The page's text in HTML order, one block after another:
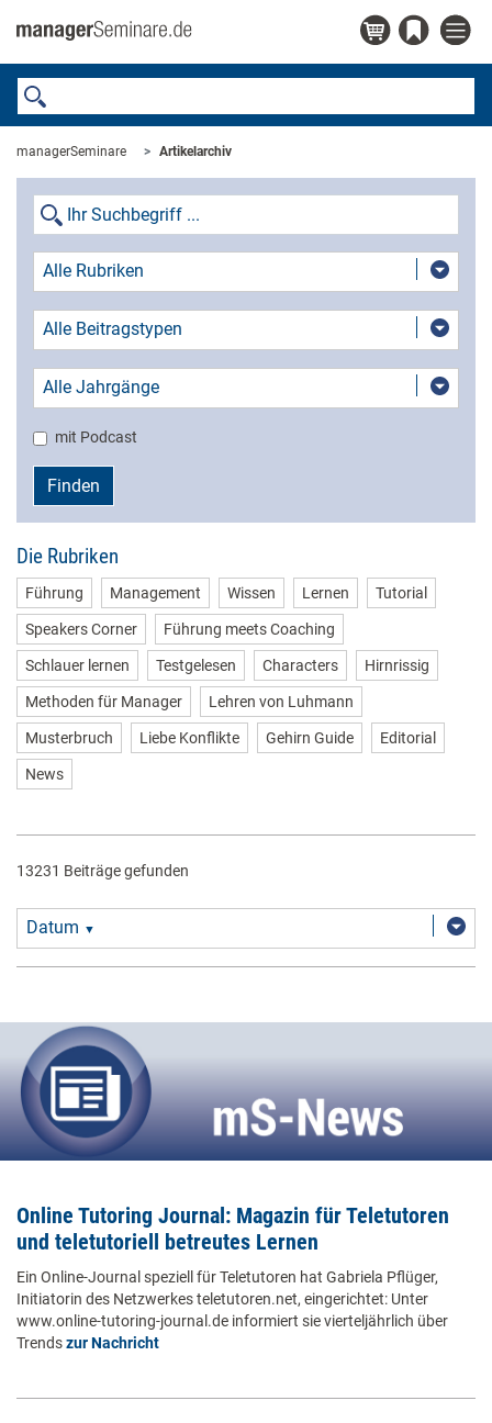
managerSeminare Artikelarchiv
Alle Rubriken
Alle Beitragstypen
Alle Jahrgänge
mit Podcast
Finden
Die Rubriken
Führung Management Wissen Lernen Tutorial
Speakers Corner Führung meets Coaching
Schlauer lernen Testgelesen Characters Hirnrissig
Methoden für Manager Lehren von Luhmann
Musterbruch Liebe Konflikte Gehirn Guide Editorial
News
13231 Beiträge gefunden
Datum ▼
Online Tutoring Journal: Magazin für Teletutoren
und teletutoriell betreutes Lernen
Ein Online-Journal speziell für Teletutoren hat Gabriela Pflüger,
Initiatorin des Netzwerkes teletutoren.net, eingerichtet: Unter
www.online-tutoring-journal.de informiert sie vierteljährlich über
Trendszur Nachricht